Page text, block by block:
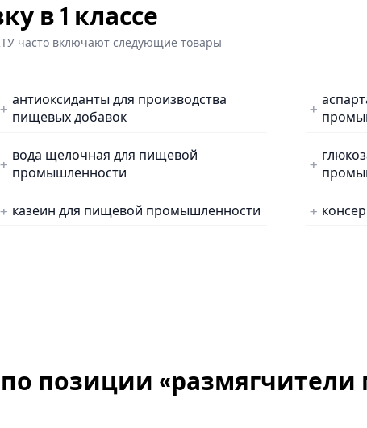
в 1 классе
часто включают следующие товары
антиоксиданты для производства
пищевых добавок
вода щелочная для пищевой
промышленности
казеин для пищевой промышленности
позиции «размягчители